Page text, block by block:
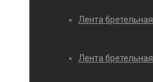
Лента
Лента